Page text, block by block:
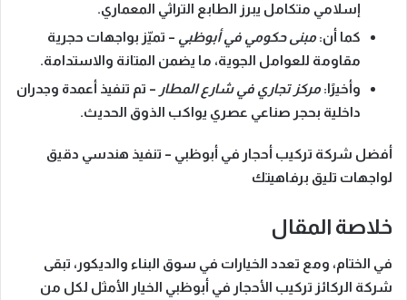
إسلامي متكامل يبرز الطابع التراثي المعماري.
كما أن: مبنى حكومي في أبوظبي – تميّز بواجهات حجرية
مقاومة للعوامل الجوية، ما يضمن المتانة والاستدامة.
وأخيرًا: مركز تجاري في شارع المطار – تم تنفيذ أعمدة وجدران
داخلية بحجر صناعي عصري يواكب الذوق الحديث.
أفضل شركة تركيب أحجار في أبوظبي – تنفيذ هندسي دقيق
لواجهات تليق برفاهيتك
خلاصة المقال
في الختام، ومع تعدد الخيارات في سوق البناء والديكور، تبقى
شركة الركائز تركيب الأحجار في أبوظبي الخيار الأمثل لكل من